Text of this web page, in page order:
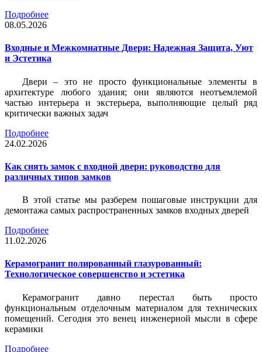
Подробнее
08.05.2026
Входные и Межкомнатные Двери: Надежная Защита, Уют
и Эстетика
Двери – это не просто функциональные элементы в
архитектуре любого здания; они являются неотъемлемой
частью интерьера и экстерьера, выполняющие целый ряд
критически важных задач
Подробнее
24.02.2026
Как снять замок с входной двери: руководство для
различных типов замков
В этой статье мы разберем пошаговые инструкции для
демонтажа самых распространенных замков входных дверей
Подробнее
11.02.2026
Керамогранит полированный глазурованный:
Технологическое совершенство и эстетика
Керамогранит давно перестал быть просто
функциональным отделочным материалом для технических
помещений. Сегодня это венец инженерной мысли в сфере
керамики
Подробнее